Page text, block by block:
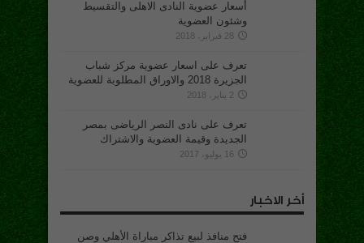
أسعار عضوية النادى الاهلى والتقسيط
وشئون العضوية
28 فبراير، 2018
تعرف على اسعار عضوية مركز شباب
الجزيرة 2018 والاوراق المطلوبة للعضوية
2 يناير، 2018
تعرف على نادى النصر الرياضى بمصر
الجديدة وقيمة العضوية والاشتراك
16 يوليو، 2017
أخر الاخبار
فتح منافذ لبيع تذاكر مباراة الأهلي وصن